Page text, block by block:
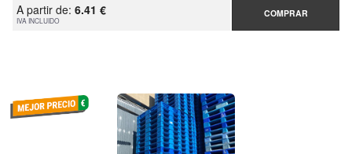
A partir de: 6.41 €
IVA INCLUIDO
COMPRAR